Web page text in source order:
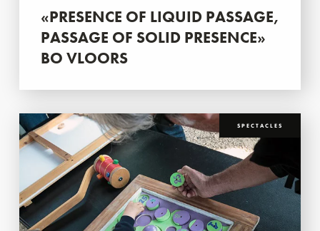
«PRESENCE OF LIQUID PASSAGE,
PASSAGE OF SOLID PRESENCE»
BO VLOORS
SPECTACLES